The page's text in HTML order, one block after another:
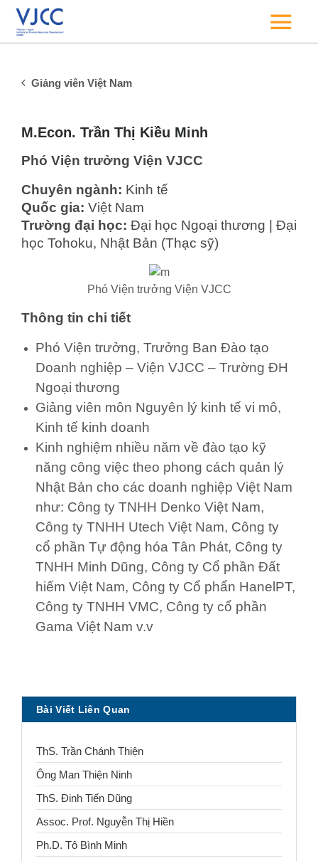
Giảng viên Việt Nam
M.Econ. Trần Thị Kiều Minh
Phó Viện trưởng Viện VJCC
Chuyên ngành: Kinh tế
Quốc gia: Việt Nam
Trường đại học: Đại học Ngoại thương | Đại
học Tohoku, Nhật Bản (Thạc sỹ)
Phó Viện trưởng Viện VJCC
Thông tin chi tiết
Phó Viện trưởng, Trưởng Ban Đào tạo
Doanh nghiệp – Viện VJCC – Trường ĐH
Ngoại thương
Giảng viên môn Nguyên lý kinh tế vi mô,
Kinh tế kinh doanh
Kinh nghiệm nhiều năm về đào tạo kỹ
năng công việc theo phong cách quản lý
Nhật Bản cho các doanh nghiệp Việt Nam
như: Công ty TNHH Denko Việt Nam,
Công ty TNHH Utech Việt Nam, Công ty
cổ phần Tự động hóa Tân Phát, Công ty
TNHH Minh Dũng, Công ty Cổ phần Đất
hiếm Việt Nam, Công ty Cổ phẩn HanelPT,
Công ty TNHH VMC, Công ty cổ phần
Gama Việt Nam v.v
Bài Viết Liên Quan
ThS. Trần Chánh Thiện
Ông Man Thiện Ninh
ThS. Đinh Tiến Dũng
Assoc. Prof. Nguyễn Thị Hiền
Ph.D. Tô Bình Minh